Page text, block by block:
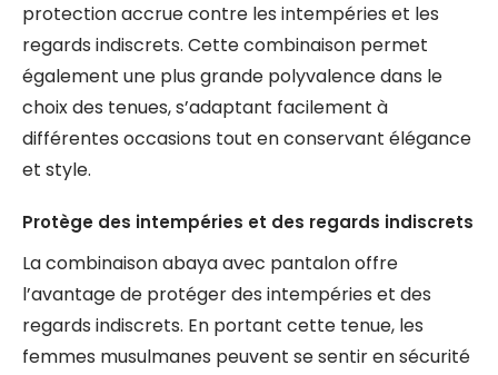
protection accrue contre les intempéries et les
regards indiscrets. Cette combinaison permet
également une plus grande polyvalence dans le
choix des tenues, s’adaptant facilement à
différentes occasions tout en conservant élégance
et style.
Protège des intempéries et des regards indiscrets
La combinaison abaya avec pantalon offre
l’avantage de protéger des intempéries et des
regards indiscrets. En portant cette tenue, les
femmes musulmanes peuvent se sentir en sécurité